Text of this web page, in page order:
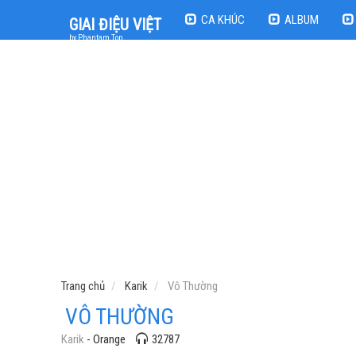
GIAI ĐIỆU VIỆT
by Phantam Top
CA KHÚC ALBUM
Trang chủ Karik Vô Thường
VÔ THƯỜNG
Karik - Orange 32787